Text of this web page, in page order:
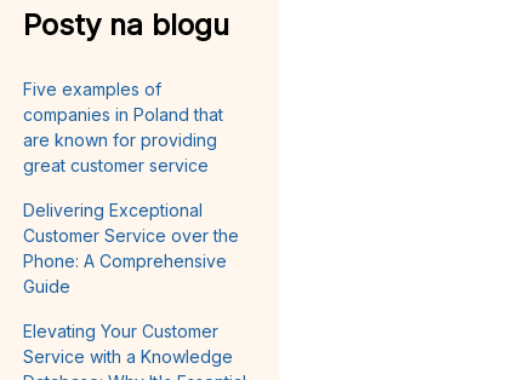
Posty na blogu
Five examples of
companies in Poland that
are known for providing
great customer service
Delivering Exceptional
Customer Service over the
Phone: A Comprehensive
Guide
Elevating Your Customer
Service with a Knowledge